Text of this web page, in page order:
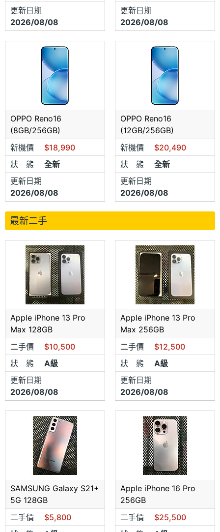
更新日期
2026/08/08
更新日期
2026/08/08
OPPO Reno16
(8GB/256GB)
新機價
$18,990
狀 態
全新
更新日期
2026/08/08
OPPO Reno16
(12GB/256GB)
新機價
$20,490
狀 態
全新
更新日期
2026/08/08
最新二手
Apple iPhone 13 Pro
Max 128GB
二手價
$10,500
狀 態
A級
更新日期
2026/08/08
Apple iPhone 13 Pro
Max 256GB
二手價
$12,500
狀 態
A級
更新日期
2026/08/08
SAMSUNG Galaxy S21+
5G 128GB
二手價
$5,800
Apple iPhone 16 Pro
256GB
二手價
$25,500